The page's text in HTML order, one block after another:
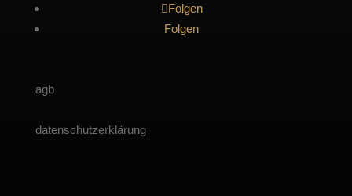
Folgen
Folgen
agb
datenschutzerklärung